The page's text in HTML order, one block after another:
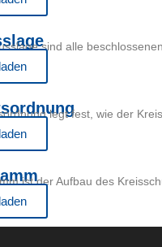
sind alle
legt fest, wie der
ist der Aufbau des